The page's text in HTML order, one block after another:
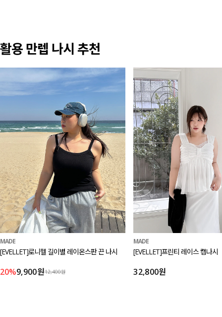
활용 만렙 나시 추천
MADE
[EVELLET]로니헬 길이별 레이온스판 끈 나시
20%9,900원12,400원
MADE
[EVELLET]프린티 레이스 캡나시
32,800원